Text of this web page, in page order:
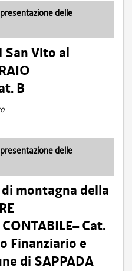
delle
San Vito al
B
delle
montagna della
Cat.
Finanziario e
di SAPPADA